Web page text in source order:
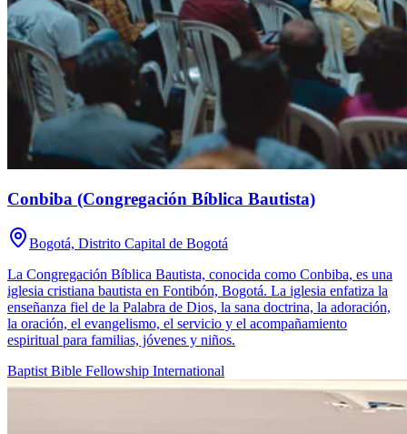
Conbiba (Congregación Bíblica Bautista)
Bogotá, Distrito Capital de Bogotá
La Congregación Bíblica Bautista, conocida como Conbiba, es una
iglesia cristiana bautista en Fontibón, Bogotá. La iglesia enfatiza la
enseñanza fiel de la Palabra de Dios, la sana doctrina, la adoración,
la oración, el evangelismo, el servicio y el acompañamiento
espiritual para familias, jóvenes y niños.
Baptist Bible Fellowship International